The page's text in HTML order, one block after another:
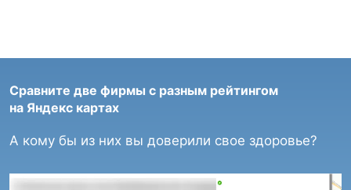
Сравните две фирмы с разным рейтингом
на Яндекс картах
А кому бы из них вы доверили свое здоровье?